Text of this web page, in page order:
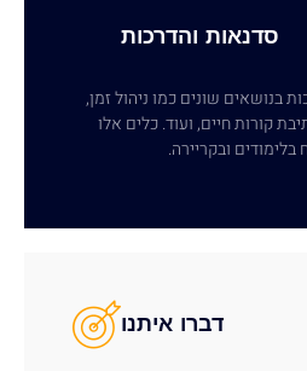
סדנאות והדרכות
בנושאים שונים כמו ניהול זמן,
קורות חיים, ועוד. כלים אלו
בלימודים ובקריירה.
דברו איתנו